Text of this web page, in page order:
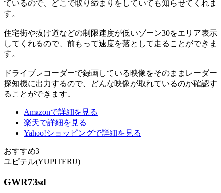
ているので、どこで取り締まりをしていても知らせてくれま
す。
住宅街や抜け道などの制限速度が低いゾーン30をエリア表示
してくれるので、前もって速度を落として走ることができま
す。
ドライブレコーダーで録画している映像をそのままレーダー
探知機に出力するので、どんな映像が取れているのか確認す
ることができます。
Amazonで詳細を見る
楽天で詳細を見る
Yahoo!ショッピングで詳細を見る
おすすめ3
ユピテル(YUPITERU)
GWR73sd